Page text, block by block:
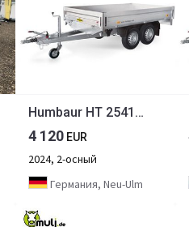
Humbaur HT 254118 Hochlader 2,5 to. 4100 x 1850 x 350 mm
4 120EUR
2024, 2-осный
Германия, Neu-Ulm